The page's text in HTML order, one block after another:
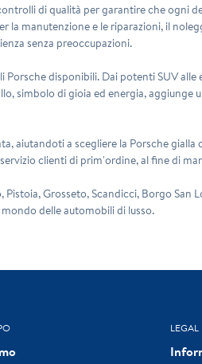
di qualità per garantire che
manutenzione e le riparazioni, il
senza preoccupazioni.
disponibili. Dai potenti SUV
simbolo di gioia ed energia,
aiutandoti a scegliere la Porsche
clienti di prim'ordine, al fine di
Grosseto, Scandicci, Borgo San
delle automobili di lusso.
LEGAL